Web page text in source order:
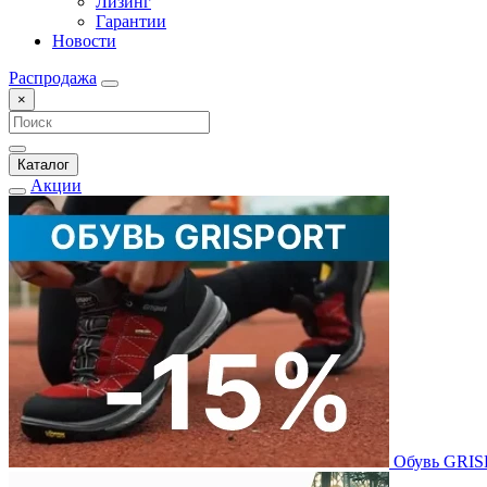
Гарантии
Новости
Распродажа
×
Каталог
Акции
Обувь